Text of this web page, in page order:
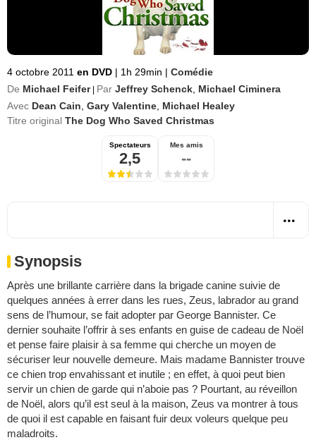
4 octobre 2011 en DVD | 1h 29min | Comédie
De Michael Feifer Par Jeffrey Schenck Michael Ciminera
Avec Dean Cain Gary Valentine Michael Healey
Titre original The Dog Who Saved Christmas
Spectateurs
2,5
Mes amis
--
Synopsis
Après une brillante carrière dans la brigade canine suivie de
quelques années à errer dans les rues, Zeus, labrador au grand
sens de l’humour, se fait adopter par George Bannister. Ce
dernier souhaite l’offrir à ses enfants en guise de cadeau de Noël
et pense faire plaisir à sa femme qui cherche un moyen de
sécuriser leur nouvelle demeure. Mais madame Bannister trouve
ce chien trop envahissant et inutile ; en effet, à quoi peut bien
servir un chien de garde qui n’aboie pas ? Pourtant, au réveillon
de Noël, alors qu’il est seul à la maison, Zeus va montrer à tous
de quoi il est capable en faisant fuir deux voleurs quelque peu
maladroits.